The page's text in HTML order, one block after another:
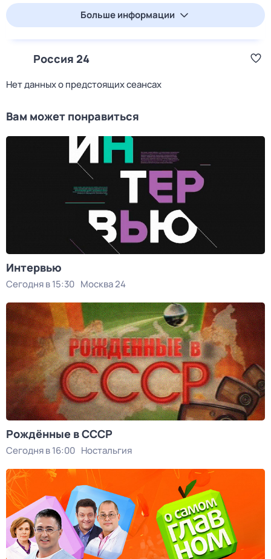
Больше информации
Россия 24
Нет данных о предстоящих сеансах
Вам может понравиться
Интервью
Сегодня в 15:30 Москва 24
Рождённые в СССР
Сегодня в 16:00 Ностальгия